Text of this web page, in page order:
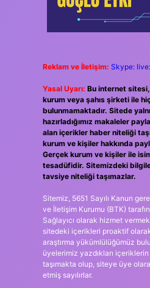
Reklam ve İletişim: Skype:
Yasal Uyarı: Bu internet
kurum veya şahıs şirketi ile
bulunmamaktadır. Sitede
hazırladığımız makaleler
alan içerikler haber niteliği
kurum ve kişiler hakkında
Gerçek kurum ve kişiler ile
tesadüfidir. Sitemizdeki
tavsiye niteliği taşımazlar.
Sitemiz, 5651 Sayılı Kanun
ve İletişim Kurumu (BTK)
Sağlayıcı olarak hizmet
sitedeki içerikleri proaktif
araştırma yükümlülüğümüz
üyelerimiz yazdıkları
taşımakta olup, siteye üye
etmiş sayılırlar.